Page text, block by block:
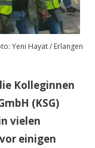
Yeni Hayat / Erlangen
Kolleginnen
(KSG)
vielen
einigen